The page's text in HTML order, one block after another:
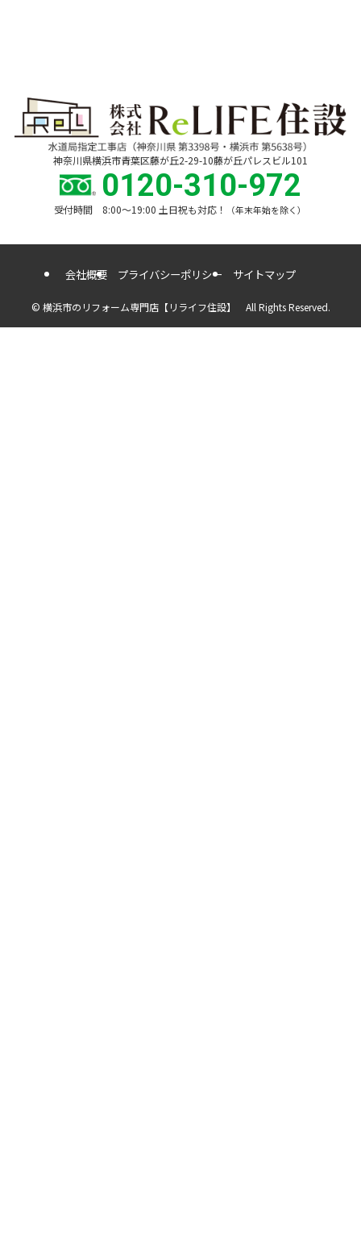
神奈川県横浜市青葉区藤が丘2-29-10藤が丘パレスビル101
0120-310-972
受付時間 8:00〜19:00 土日祝も対応！ （年末年始を除く）
会社概要 プライバシーポリシー サイトマップ
© 横浜市のリフォーム専門店【リライフ住設】 All Rights Reserved.